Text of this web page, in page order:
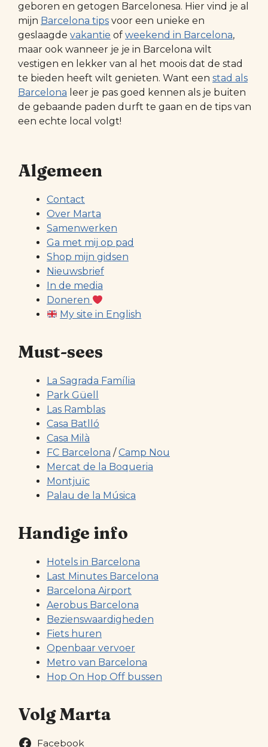
geboren en getogen Barcelonesa. Hier vind je al
mijn Barcelona tips voor een unieke en
geslaagde vakantie of weekend in Barcelona,
maar ook wanneer je je in Barcelona wilt
vestigen en lekker van al het moois dat de stad
te bieden heeft wilt genieten. Want een stad als
Barcelona leer je pas goed kennen als je buiten
de gebaande paden durft te gaan en de tips van
een echte local volgt!
Algemeen
Contact
Over Marta
Samenwerken
Ga met mij op pad
Shop mijn gidsen
Nieuwsbrief
In de media
Doneren
My site in English
Must-sees
La Sagrada Família
Park Güell
Las Ramblas
Casa Batlló
Casa Milà
FC Barcelona /Camp Nou
Mercat de la Boqueria
Montjuïc
Palau de la Música
Handige info
Hotels in Barcelona
Last Minutes Barcelona
Barcelona Airport
Aerobus Barcelona
Bezienswaardigheden
Fiets huren
Openbaar vervoer
Metro van Barcelona
Hop On Hop Off bussen
Volg Marta
Facebook